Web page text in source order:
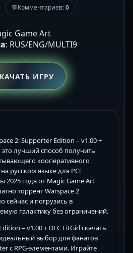
💬Комментариев:0
Game Art
: RUS/ENG/MULTI9
ИГРУ
2: Supporter Edition – v1.00 +
это лучший способ получить
кооперативного
русском языке для PC!
2025 года от Magic Game Art
торрент Warspace 2
сейчас и погрузись в
галактику без ограничений.
– v1.00 + DLC FitGirl скачать
выбор для фанатов
с RPG-элементами. Играйте